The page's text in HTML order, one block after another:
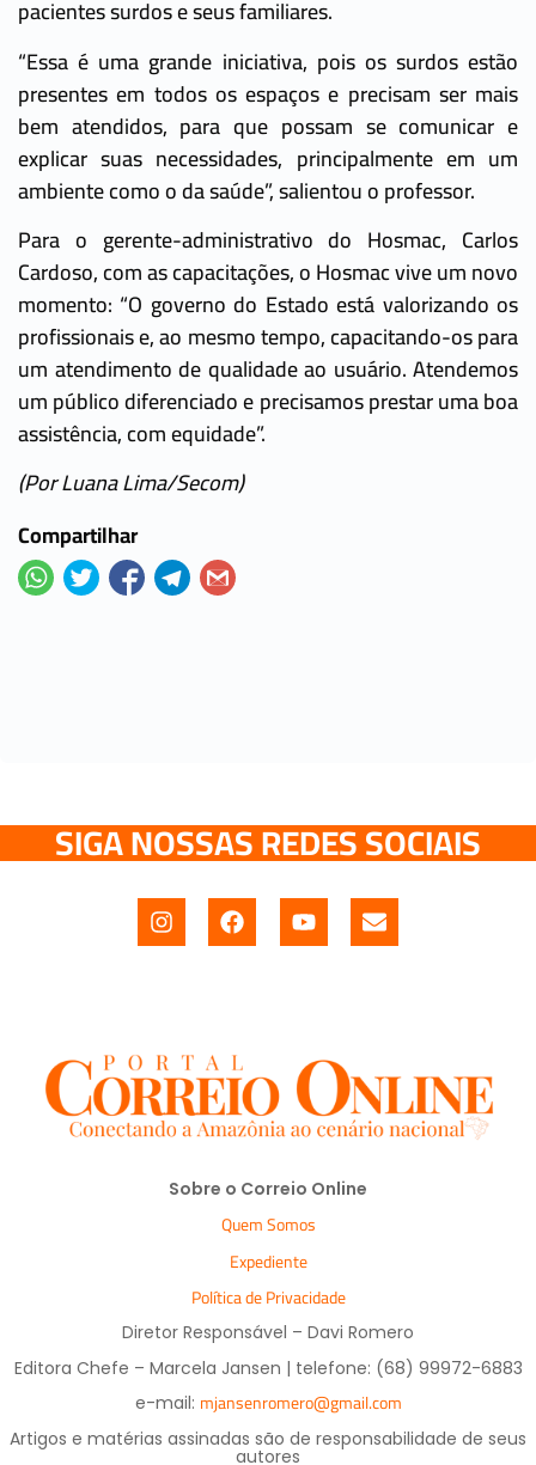
pacientes surdos e seus familiares.
“Essa é uma grande iniciativa, pois os surdos estão
presentes em todos os espaços e precisam ser mais
bem atendidos, para que possam se comunicar e
explicar suas necessidades, principalmente em um
ambiente como o da saúde”, salientou o professor.
Para o gerente-administrativo do Hosmac, Carlos
Cardoso, com as capacitações, o Hosmac vive um novo
momento: “O governo do Estado está valorizando os
profissionais e, ao mesmo tempo, capacitando-os para
um atendimento de qualidade ao usuário. Atendemos
um público diferenciado e precisamos prestar uma boa
assistência, com equidade”.
(Por Luana Lima/Secom)
Compartilhar
SIGA NOSSAS REDES SOCIAIS
Sobre o Correio Online
Quem Somos
Expediente
Política de Privacidade
Diretor Responsável – Davi Romero
Editora Chefe – Marcela Jansen | telefone: (68) 99972-6883
e-mail: mjansenromero@gmail.com
Artigos e matérias assinadas são de responsabilidade de seus
autores